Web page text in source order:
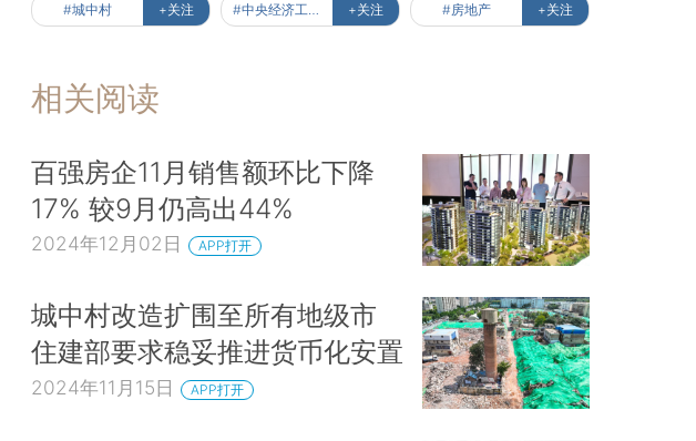
#城中村 +关注 #中央经济工作会议 +关注 #房地产 +关注
相关阅读
百强房企11月销售额环比下降
17% 较9月仍高出44%
2024年12月02日 APP打开
城中村改造扩围至所有地级市
住建部要求稳妥推进货币化安置
2024年11月15日 APP打开